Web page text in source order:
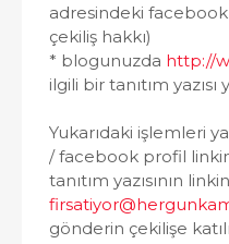
adresindeki facebook
çekiliş hakkı)
* blogunuzda http://
ilgili bir tanıtım
Yukarıdaki işlemleri
/ facebook profil
tanıtım yazısının
gönderin çekilişe